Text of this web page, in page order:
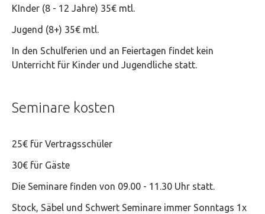
KInder (8 - 12 Jahre) 35€ mtl.
Jugend (8+) 35€ mtl.
In den Schulferien und an Feiertagen findet kein
Unterricht für Kinder und Jugendliche statt.
Seminare kosten
25€ für Vertragsschüler
30€ für Gäste
Die Seminare finden von 09.00 - 11.30 Uhr statt.
Stock, Säbel und Schwert Seminare immer Sonntags 1x